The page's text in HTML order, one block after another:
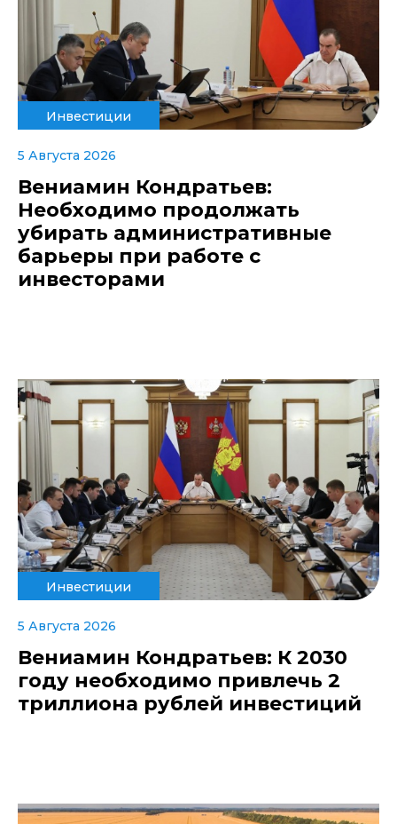
Инвестиции
5 Августа 2026
Вениамин Кондратьев:
Необходимо продолжать
убирать административные
барьеры при работе с
инвесторами
Инвестиции
5 Августа 2026
Вениамин Кондратьев: К 2030
году необходимо привлечь 2
триллиона рублей инвестиций